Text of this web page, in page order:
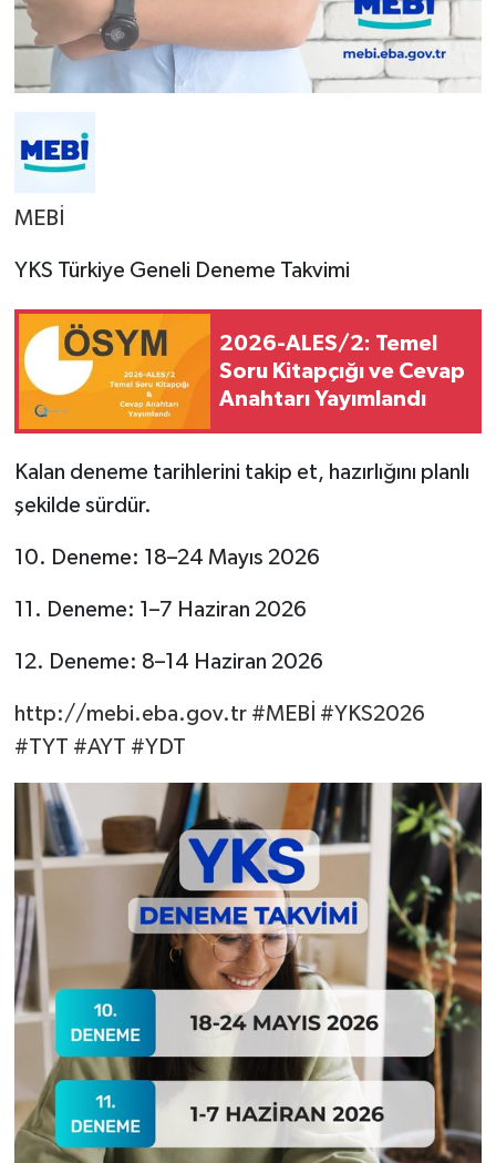
MEBİ
YKS Türkiye Geneli Deneme Takvimi
2026-ALES/2: Temel
Soru Kitapçığı ve Cevap
Anahtarı Yayımlandı
Kalan deneme tarihlerini takip et, hazırlığını planlı
şekilde sürdür.
10. Deneme: 18–24 Mayıs 2026
11. Deneme: 1–7 Haziran 2026
12. Deneme: 8–14 Haziran 2026
http://mebi.eba.gov.tr #MEBİ #YKS2026
#TYT #AYT #YDT